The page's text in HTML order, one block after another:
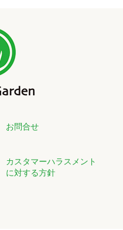
お問合せ
カスタマーハラスメント
に対する方針